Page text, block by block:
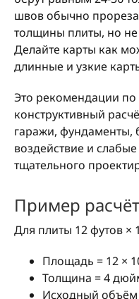
швов обычно
толщины плиты, но
Делайте карты как
длинные и узкие
Это рекомендации по
конструктивный
гаражи, фундаменты,
воздействие и
тщательного
Пример
Для плиты 12 футов
Площадь = 12 ×
Толщина = 4
Исходный объём